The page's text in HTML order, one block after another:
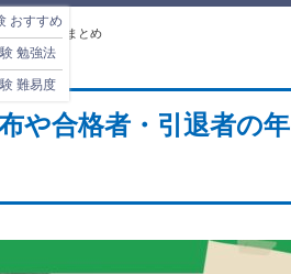
おすすめ
勉強法
難易度
退者の年齢まとめ
や合格者・引退者の年